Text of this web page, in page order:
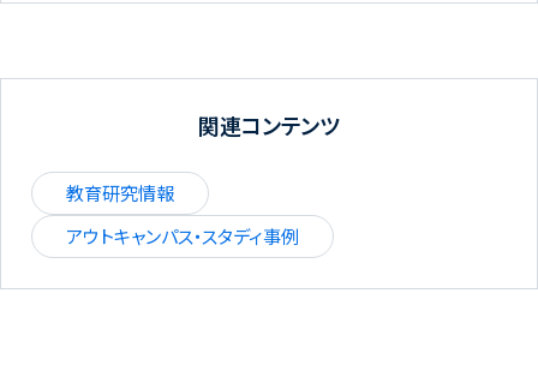
関連コンテンツ
教育研究情報
アウトキャンパス・スタディ事例